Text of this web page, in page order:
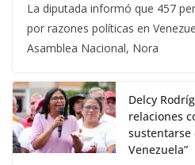
La diputada informó que 457
por razones políticas en
Asamblea Nacional, Nora
Delcy
relaciones
sustentarse
Venezuela”